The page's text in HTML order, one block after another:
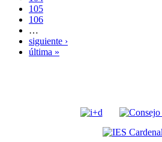
105
106
…
siguiente ›
última »